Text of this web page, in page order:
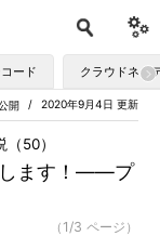
ード クラウドネイ
2020年9月4日 更新
開
します！――プ
50）
（1/3 ページ）